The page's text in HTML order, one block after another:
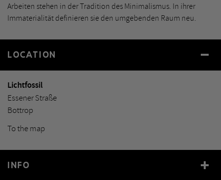
Arbeiten stehen in der Tradition des Minimalismus. In ihrer
Immaterialität definieren sie den umgebenden Raum neu.
LOCATION
Lichtfossil
Essener Straße
Bottrop
To the map
INFO